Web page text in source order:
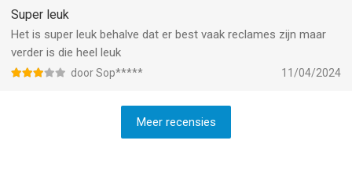
Super leuk
Het is super leuk behalve dat er best vaak reclames zijn maar
verder is die heel leuk
door Sop***** 11/04/2024
Meer recensies